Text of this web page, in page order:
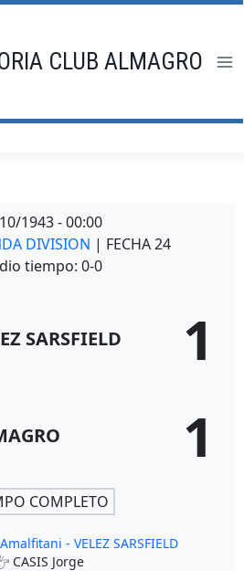
CLUB ALMAGRO
1943 - 00:00
DIVISION | FECHA 24
tiempo: 0-0
SARSFIELD 1
1
COMPLETO
- VELEZ SARSFIELD
CASIS Jorge